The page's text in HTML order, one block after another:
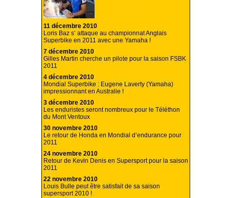
11 décembre 2010
Loris Baz s’ attaque au championnat Anglais
Superbike en 2011 avec une Yamaha !
7 décembre 2010
Gilles Martin cherche un pilote pour la saison FSBK
2011
4 décembre 2010
Mondial Superbike : Eugene Laverty (Yamaha)
impressionnant en Australie !
3 décembre 2010
Les enduristes seront nombreux pour le Téléthon
du Mont Ventoux
30 novembre 2010
Le retour de Honda en Mondial d’endurance pour
2011
24 novembre 2010
Retour de Kevin Denis en Supersport pour la saison
2011
22 novembre 2010
Louis Bulle peut être satisfait de sa saison
supersport 2010 !